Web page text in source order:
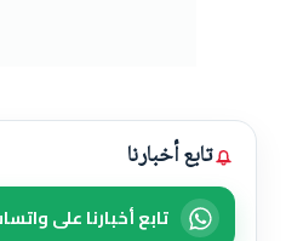
تابع أخبارنا
تابع أخبارنا على